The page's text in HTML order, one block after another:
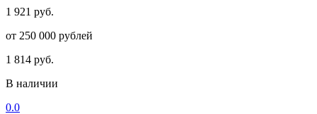
1 921 руб.
от 250 000 рублей
1 814 руб.
В наличии
0.0